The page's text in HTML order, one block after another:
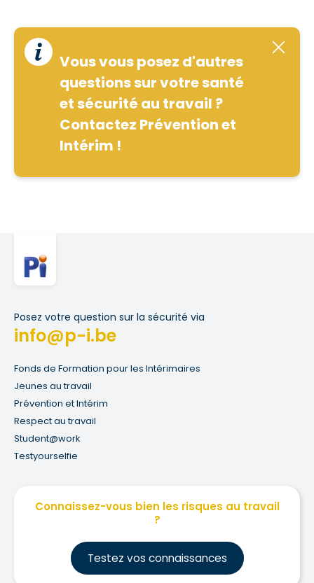
Vous vous posez d'autres
questions sur votre santé
et sécurité au travail ?
Contactez Prévention et
Intérim !
Posez votre question sur la sécurité via
info@p-i.be
Fonds de Formation pour les Intérimaires
Jeunes au travail
Prévention et Intérim
Respect au travail
Student@work
Testyourselfie
Connaissez-vous bien les risques au travail
?
Testez vos connaissances